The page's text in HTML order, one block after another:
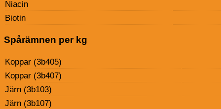
Niacin
Biotin
Spårämnen per kg
Koppar (3b405)
Koppar (3b407)
Järn (3b103)
Järn (3b107)